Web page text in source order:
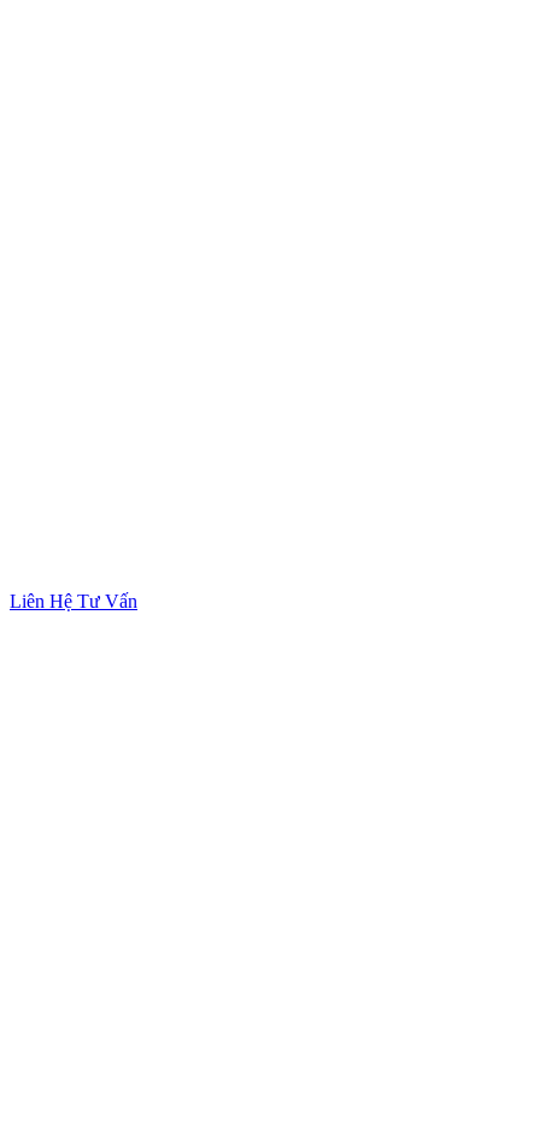
Liên Hệ Tư Vấn